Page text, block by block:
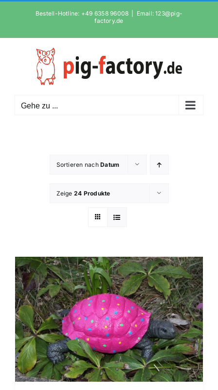
Bestell-Hotline: +49 6358 96008
Email: 123@pig-
factory.de
Gehe zu ...
Sortieren nachDatum
Zeige 24 Produkte